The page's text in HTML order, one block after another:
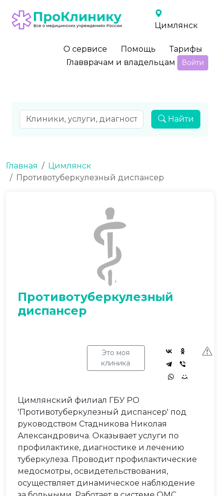
Цимлянск
О сервисе Помощь
Тарифы
Главврачам и владельцам
Войти
Найти
Главная
Цимлянск
Противотуберкулезный диспансер
Противотуберкулезный
диспансер
Это моя
клиника
Цимлянский филиал ГБУ РО
'Противотуберкулезный диспансер' под
руководством Стадникова Николая
Александровича. Оказывает услуги по
профилактике, диагностике и лечению
туберкулеза. Проводит профилактические
медосмотры, освидетельствования,
осуществляет динамическое наблюдение